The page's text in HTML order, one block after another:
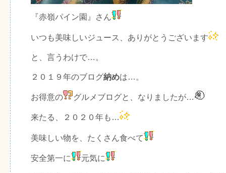
『赤嶺パイン園』さん
いつも美味しいジュース、ありがとうございます
と、言うわけで…。
２０１９年のブログ納めは…。
お得意の グルメブログと、なりましたが…
来たる、２０２０年も…
美味しい物を、たくさん食べて
安全第一に 元気に